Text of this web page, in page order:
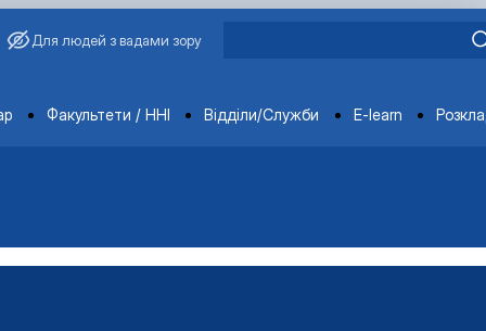
Для людей з вадами зору
Факультети / ННІ Відділи/Служби E-learn